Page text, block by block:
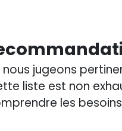
jugeons
liste est non
les